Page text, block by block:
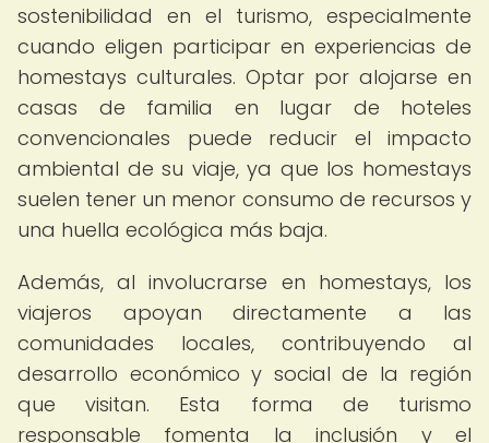
sostenibilidad en el turismo, especialmente
cuando eligen participar en experiencias de
homestays culturales. Optar por alojarse en
casas de familia en lugar de hoteles
convencionales puede reducir el impacto
ambiental de su viaje, ya que los homestays
suelen tener un menor consumo de recursos y
una huella ecológica más baja.
Además, al involucrarse en homestays, los
viajeros apoyan directamente a las
comunidades locales, contribuyendo al
desarrollo económico y social de la región
que visitan. Esta forma de turismo
responsable fomenta la inclusión y el